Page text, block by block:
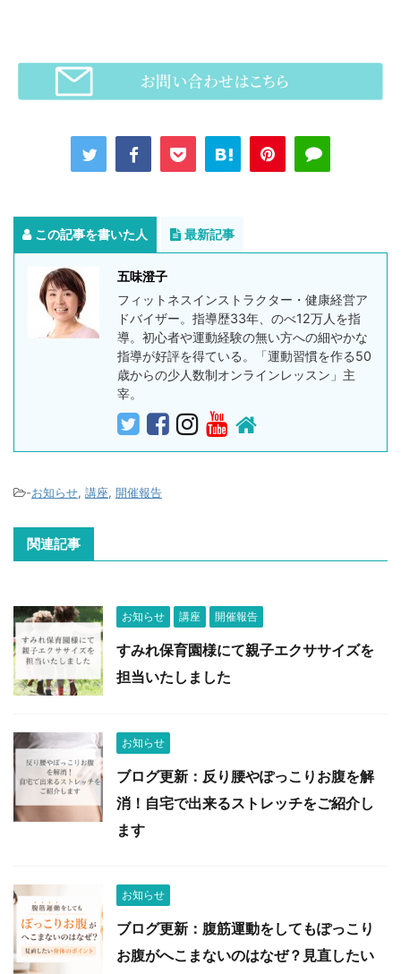
この記事を書いた人 最新記事
五味澄子
フィットネスインストラクター・健康経営ア
ドバイザー。指導歴33年、のべ12万人を指
導。初心者や運動経験の無い方への細やかな
指導が好評を得ている。「運動習慣を作る50
歳からの少人数制オンラインレッスン」主
宰。
-お知らせ, 講座, 開催報告
関連記事
お知らせ 講座 開催報告
すみれ保育園様にて親子エクササイズを
担当いたしました
お知らせ
ブログ更新：反り腰やぽっこりお腹を解
消！自宅で出来るストレッチをご紹介し
ます
お知らせ
ブログ更新：腹筋運動をしてもぽっこり
お腹がへこまないのはなぜ？見直したい